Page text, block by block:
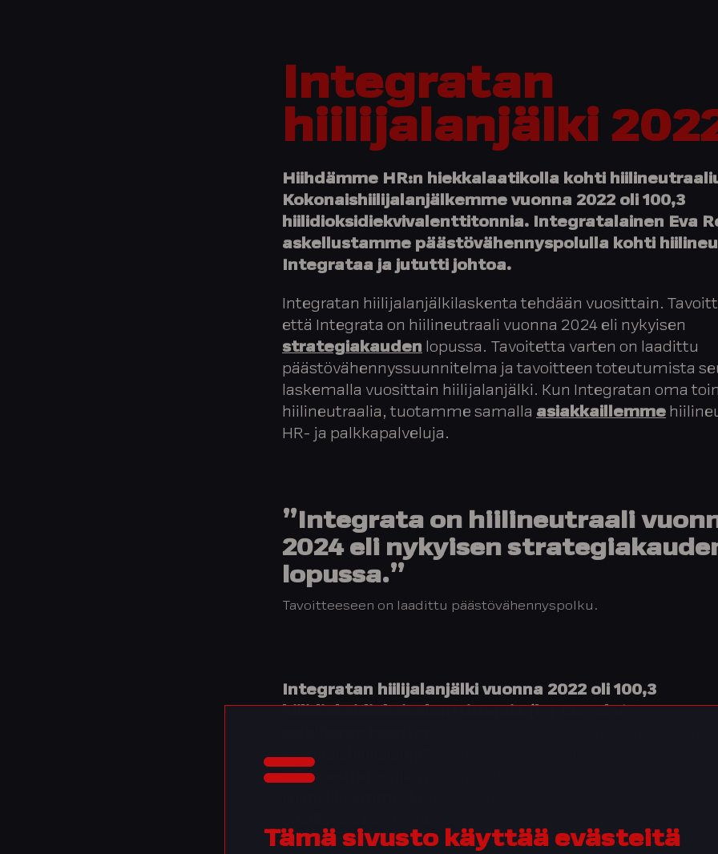
Tämä sivusto käyttää evästeitä
Integratan
hiilijalanjälki
Hiihdämme HR:n hiekkalaatikolla kohti
Kokonaishiilijalanjälkemme vuonna 2022 oli 100,3
hiilidioksidiekvivalenttitonnia. Integratalainen Eva
askellustamme päästövähennyspolulla kohti
Integrataa ja jututti johtoa.
Integratan hiilijalanjälkilaskenta tehdään vuosittain.
että Integrata on hiilineutraali vuonna 2024 eli nykyisen
strategiakauden lopussa. Tavoitetta varten on laadittu
päästövähennyssuunnitelma ja tavoitteen toteutumista
laskemalla vuosittain hiilijalanjälki. Kun Integratan oma
hiilineutraalia, tuotamme samalla asiakkaillemme
HR- ja palkkapalveluja.
”Integrata on hiilineutraali
2024 eli nykyisen
lopussa.”
Tavoitteeseen on laadittu päästövähennyspolku.
Integratan hiilijalanjälki vuonna 2022 oli 100,3
kokonaishiilijalanjälkemme oli 150,3
Erityisesti energian ja hankintojen osalta pienensimme
säilyivät tavoitteiden mukaan edellisvuoden tasolla.